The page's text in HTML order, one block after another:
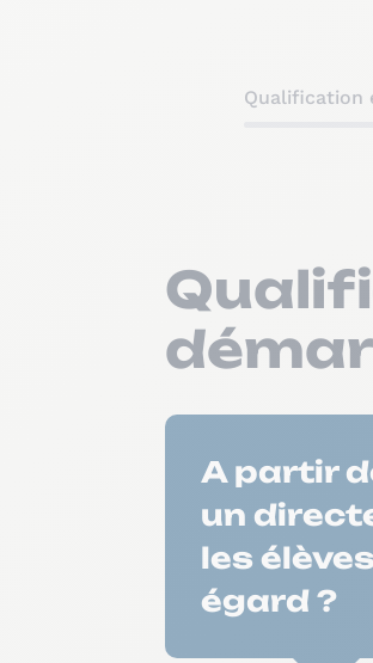
Qualification
A partir
un
les
égard ?